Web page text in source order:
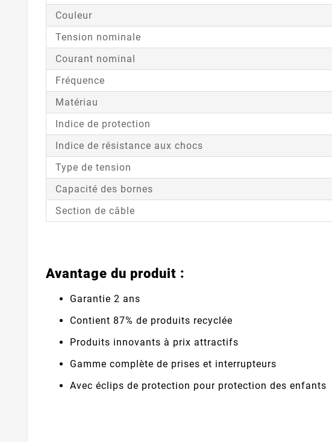
Couleur
Tension nominale
Courant nominal
Fréquence
Matériau
Indice de protection
Indice de résistance aux chocs
Type de tension
Capacité des bornes
Section de câble
Avantage du produit :
Garantie 2 ans
Contient 87% de produits recyclée
Produits innovants à prix attractifs
Gamme complète de prises et interrupteurs
Avec éclips de protection pour protection des enfants